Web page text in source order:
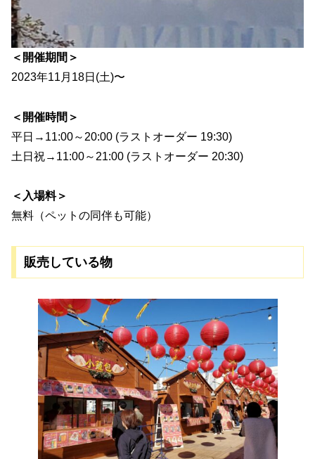
＜開催期間＞
2023年11月18日(土)〜
＜開催時間＞
平日→11:00～20:00 (ラストオーダー 19:30)
土日祝→11:00～21:00 (ラストオーダー 20:30)
＜入場料＞
無料（ペットの同伴も可能）
販売している物